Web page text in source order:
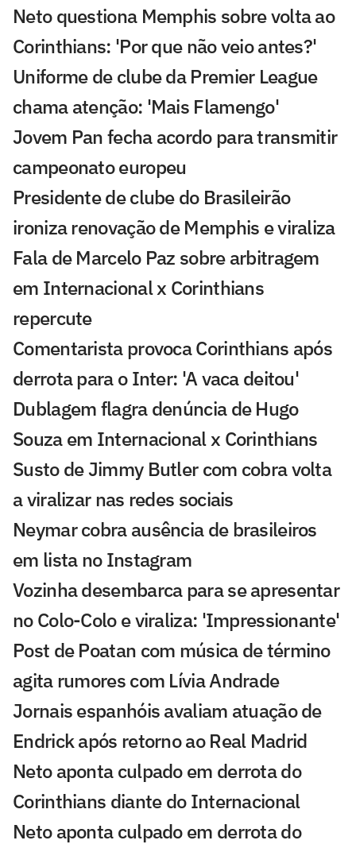
Neto questiona Memphis sobre volta ao
Corinthians: 'Por que não veio antes?'
Uniforme de clube da Premier League
chama atenção: 'Mais Flamengo'
Jovem Pan fecha acordo para transmitir
campeonato europeu
Presidente de clube do Brasileirão
ironiza renovação de Memphis e viraliza
Fala de Marcelo Paz sobre arbitragem
em Internacional x Corinthians
repercute
Comentarista provoca Corinthians após
derrota para o Inter: 'A vaca deitou'
Dublagem flagra denúncia de Hugo
Souza em Internacional x Corinthians
Susto de Jimmy Butler com cobra volta
a viralizar nas redes sociais
Neymar cobra ausência de brasileiros
em lista no Instagram
Vozinha desembarca para se apresentar
no Colo-Colo e viraliza: 'Impressionante'
Post de Poatan com música de término
agita rumores com Lívia Andrade
Jornais espanhóis avaliam atuação de
Endrick após retorno ao Real Madrid
Neto aponta culpado em derrota do
Corinthians diante do Internacional
Neto aponta culpado em derrota do